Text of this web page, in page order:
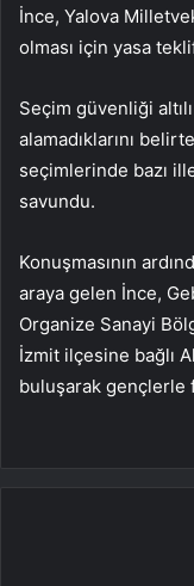
İnce, Yalova
olması için yasa
Seçim güvenliği
alamadıklarını
seçimlerinde bazı
savundu.
Konuşmasının
araya gelen İnce,
Organize Sanayi
İzmit ilçesine bağlı
buluşarak gençlerle